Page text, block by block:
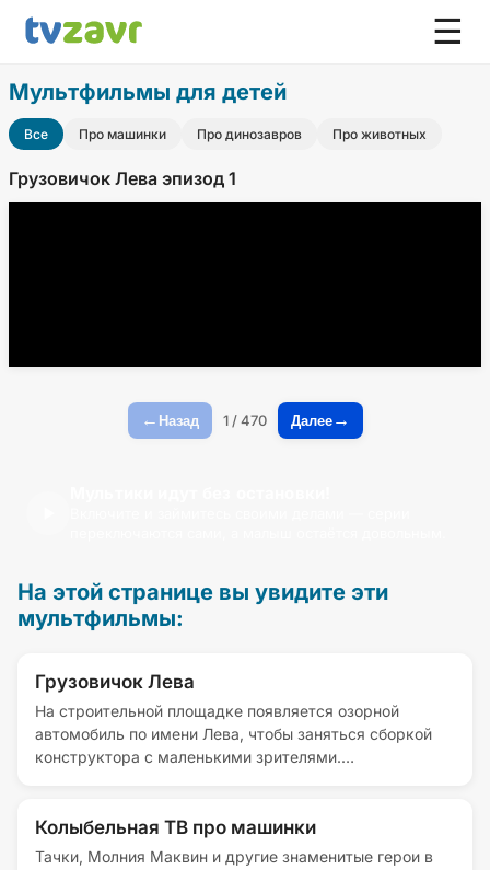
☰
Мультфильмы для детей
Все Про машинки Про динозавров Про животных
Грузовичок Лева эпизод 1
← Назад 1 / 470 Далее→
На этой странице вы увидите эти
мультфильмы:
Грузовичок Лева
На строительной площадке появляется озорной
автомобиль по имени Лева, чтобы заняться сборкой
конструктора с маленькими зрителями.
интересную машину или механизм. Во время игры
юные помощники учатся быть внимательными, так как
Колыбельная ТВ про машинки
Тачки, Молния Маквин и другие знаменитые герои в